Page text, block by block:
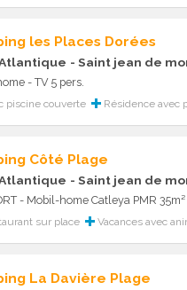
les Places Dorées
- Saint jean de
- TV 5 pers.
piscine couverte Résidence avec
Côté Plage
- Saint jean de
sur place Vacances avec
La Davière Plage